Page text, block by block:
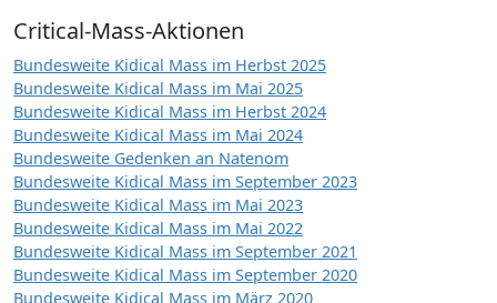
Critical-Mass-Aktionen
Bundesweite Kidical Mass im Herbst 2025
Bundesweite Kidical Mass im Mai 2025
Bundesweite Kidical Mass im Herbst 2024
Bundesweite Kidical Mass im Mai 2024
Bundesweite Gedenken an Natenom
Bundesweite Kidical Mass im September 2023
Bundesweite Kidical Mass im Mai 2023
Bundesweite Kidical Mass im Mai 2022
Bundesweite Kidical Mass im September 2021
Bundesweite Kidical Mass im September 2020
Bundesweite Kidical Mass im März 2020